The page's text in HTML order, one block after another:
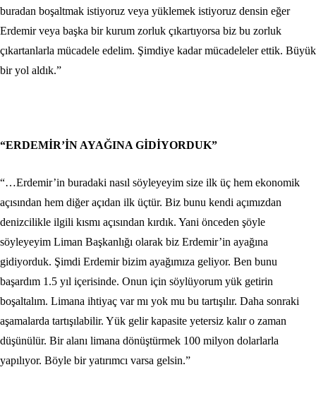
buradan boşaltmak istiyoruz veya yüklemek istiyoruz densin eğer
Erdemir veya başka bir kurum zorluk çıkartıyorsa biz bu zorluk
çıkartanlarla mücadele edelim. Şimdiye kadar mücadeleler ettik. Büyük
bir yol aldık.”
“ERDEMİR’İN AYAĞINA GİDİYORDUK”
“…Erdemir’in buradaki nasıl söyleyeyim size ilk üç hem ekonomik
açısından hem diğer açıdan ilk üçtür. Biz bunu kendi açımızdan
denizcilikle ilgili kısmı açısından kırdık. Yani önceden şöyle
söyleyeyim Liman Başkanlığı olarak biz Erdemir’in ayağına
gidiyorduk. Şimdi Erdemir bizim ayağımıza geliyor. Ben bunu
başardım 1.5 yıl içerisinde. Onun için söylüyorum yük getirin
boşaltalım. Limana ihtiyaç var mı yok mu bu tartışılır. Daha sonraki
aşamalarda tartışılabilir. Yük gelir kapasite yetersiz kalır o zaman
düşünülür. Bir alanı limana dönüştürmek 100 milyon dolarlarla
yapılıyor. Böyle bir yatırımcı varsa gelsin.”